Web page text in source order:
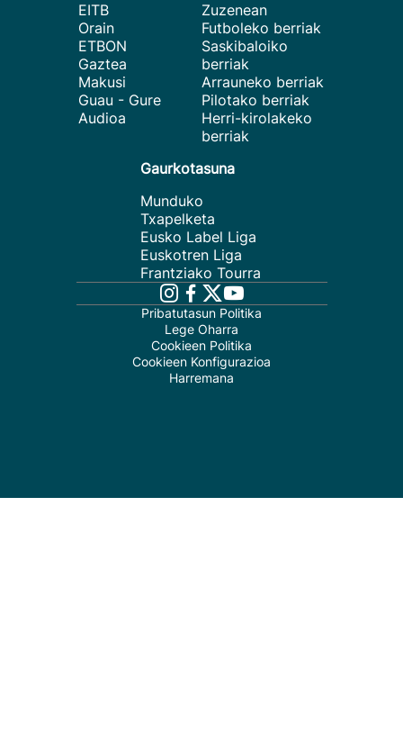
EITB
Orain
ETBON
Gaztea
Makusi
Guau - Gure
Audioa
Zuzenean
Futboleko berriak
Saskibaloiko
berriak
Arrauneko berriak
Pilotako berriak
Herri-kirolakeko
berriak
Gaurkotasuna
Munduko
Txapelketa
Eusko Label Liga
Euskotren Liga
Frantziako Tourra
Pribatutasun Politika
Lege Oharra
Cookieen Politika
Cookieen Konfigurazioa
Harremana